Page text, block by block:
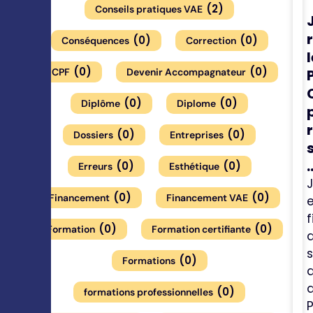
Conseils pratiques VAE (2)
Conséquences (0) Correction (0)
CPF (0) Devenir Accompagnateur (0)
Diplôme (0) Diplome (0)
Dossiers (0) Entreprises (0)
Erreurs (0) Esthétique (0)
Financement (0) Financement VAE (0)
Formation (0) Formation certifiante (0)
Formations (0)
formations professionnelles (0)